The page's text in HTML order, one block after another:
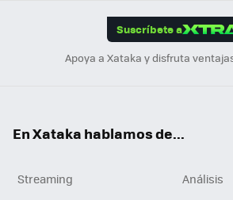
Suscríbete a
Apoya a Xataka y disfruta
En Xataka hablamos de...
Streaming
Análisis